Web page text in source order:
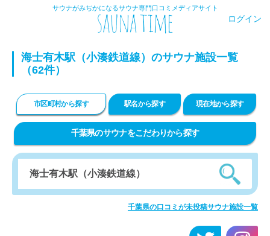
サウナがみぢかになるサウナ専門口コミメディアサイト
ログイン
海士有木駅（小湊鉄道線）のサウナ施設一覧
（62件）
市区町村から探す 駅名から探す 現在地から探す
千葉県のサウナをこだわりから探す
千葉県の口コミが未投稿サウナ施設一覧